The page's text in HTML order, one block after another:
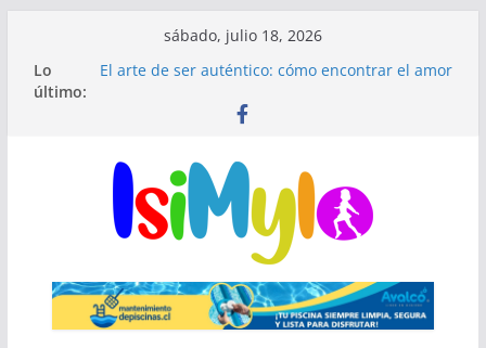
sábado, julio 18, 2026
Lo
último:
El arte de ser auténtico: cómo encontrar el amor
El fin de las rutinas infinitas: Por qué el
impecable
¿Qué significa ser hipocondríaco y cuándo
preocuparse?
El secreto de Madrid que millones de visitantes
pasan por alto
🎺 Mariachis Bogotá: precios y paquetes para
serenatas y eventos 🎶